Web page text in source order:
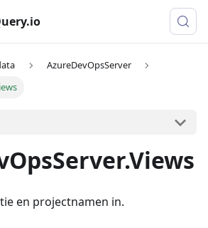
AzureDevOpsServer
en projectnamen in.